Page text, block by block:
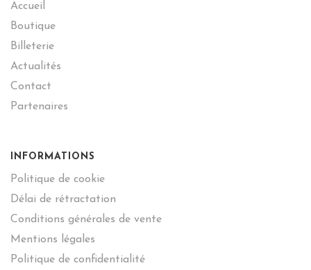
Accueil
Boutique
Billeterie
Actualités
Contact
Partenaires
INFORMATIONS
Politique de cookie
Délai de rétractation
Conditions générales de vente
Mentions légales
Politique de confidentialité